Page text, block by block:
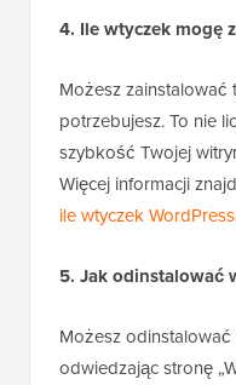
4. Ile wtyczek mogę
Możesz zainstalować
potrzebujesz. To nie
szybkość Twojej
Więcej informacji
ile wtyczek
5. Jak odinstalować
Możesz
odwiedzając stronę